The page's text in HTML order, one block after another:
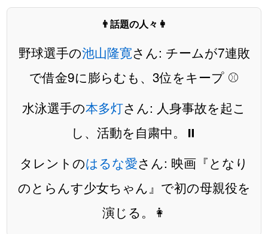
👨話題の人々👩
野球選手の池山隆寛さん: チームが7連敗
で借金9に膨らむも、3位をキープ ⚾️
水泳選手の本多灯さん: 人身事故を起こ
し、活動を自粛中。⏸️
タレントのはるな愛さん: 映画『となり
のとらんす少女ちゃん』で初の母親役を
演じる。👩